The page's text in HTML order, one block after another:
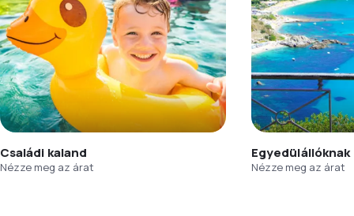
Családi kaland
Nézze meg az árat
Egyedülállóknak
Nézze meg az árat